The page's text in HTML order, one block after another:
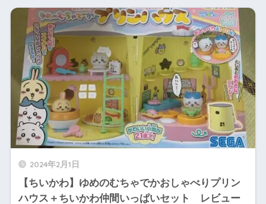
2024年2月1日
【ちいかわ】ゆめのむちゃでかおしゃべりプリン
ハウス＋ちいかわ仲間いっぱいセット レビュー